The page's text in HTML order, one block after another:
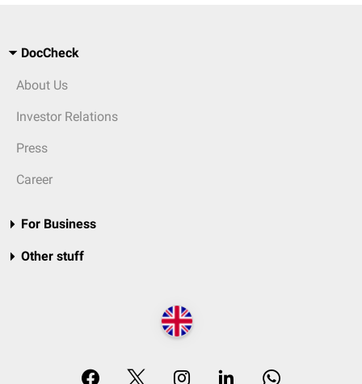
DocCheck
About Us
Investor Relations
Press
Career
For Business
Other stuff